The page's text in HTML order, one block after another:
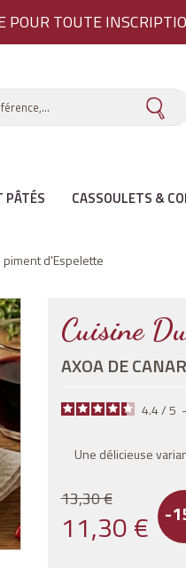
POUR TOUTE
PÂTÉS CASSOULETS &
piment d'Espelette
Cuisine
AXOA DE
4.4/5 -
Une délicieuse
13,30 €
11,30 € -